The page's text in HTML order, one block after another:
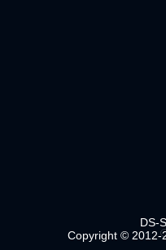
DS-
Copyright © 2012-